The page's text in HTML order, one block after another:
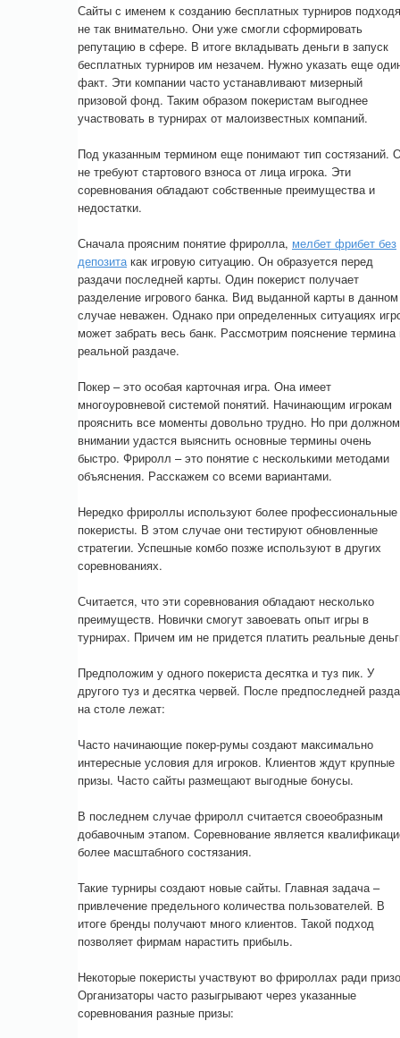
Сайты с именем к созданию бесплатных турниров
не так внимательно. Они уже смогли сформировать
репутацию в сфере. В итоге вкладывать деньги в запуск
бесплатных турниров им незачем. Нужно указать еще
факт. Эти компании часто устанавливают мизерный
призовой фонд. Таким образом покеристам выгоднее
участвовать в турнирах от малоизвестных компаний.
Под указанным термином еще понимают тип состязаний.
не требуют стартового взноса от лица игрока. Эти
соревнования обладают собственные преимущества и
недостатки.
Сначала проясним понятие фриролла, мелбет фрибет без
депозита как игровую ситуацию. Он образуется перед
раздачи последней карты. Один покерист получает
разделение игрового банка. Вид выданной карты в данном
случае неважен. Однако при определенных ситуациях
может забрать весь банк. Рассмотрим пояснение термина
реальной раздаче.
Покер – это особая карточная игра. Она имеет
многоуровневой системой понятий. Начинающим игрокам
прояснить все моменты довольно трудно. Но при должном
внимании удастся выяснить основные термины очень
быстро. Фриролл – это понятие с несколькими методами
объяснения. Расскажем со всеми вариантами.
Нередко фрироллы используют более профессиональные
покеристы. В этом случае они тестируют обновленные
стратегии. Успешные комбо позже используют в других
соревнованиях.
Считается, что эти соревнования обладают несколько
преимуществ. Новички смогут завоевать опыт игры в
турнирах. Причем им не придется платить реальные
Предположим у одного покериста десятка и туз пик. У
другого туз и десятка червей. После предпоследней
на столе лежат:
Часто начинающие покер-румы создают максимально
интересные условия для игроков. Клиентов ждут крупные
призы. Часто сайты размещают выгодные бонусы.
В последнем случае фриролл считается своеобразным
добавочным этапом. Соревнование является
более масштабного состязания.
Такие турниры создают новые сайты. Главная задача –
привлечение предельного количества пользователей. В
итоге бренды получают много клиентов. Такой подход
позволяет фирмам нарастить прибыль.
Некоторые покеристы участвуют во фрироллах ради
Организаторы часто разыгрывают через указанные
соревнования разные призы: